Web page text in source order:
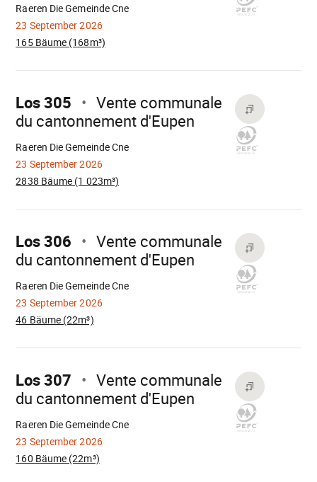
23 September 2026
Raeren Die Gemeinde Cne
165 Bäume (168m³)
Mach
Los 305
Vente communale
du cantonnement d'Eupen
23 September 2026
Raeren Die Gemeinde Cne
2838 Bäume (1 023m³)
Wird
Mach
Los 306
Vente communale
du cantonnement d'Eupen
23 September 2026
Raeren Die Gemeinde Cne
46 Bäume (22m³)
Wird
Mach
Los 307
Vente communale
du cantonnement d'Eupen
23 September 2026
Raeren Die Gemeinde Cne
160 Bäume (22m³)
Wird